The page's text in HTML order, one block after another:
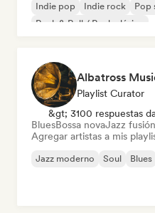
Indie pop
Indie rock
Pop
Rock & Roll / Rock clásico
Albatross
Playlist Curator
&gt; 3100 respuestas
BluesBossa novaJazz fusión
Agregar artistas a mis
Jazz moderno Soul Blues